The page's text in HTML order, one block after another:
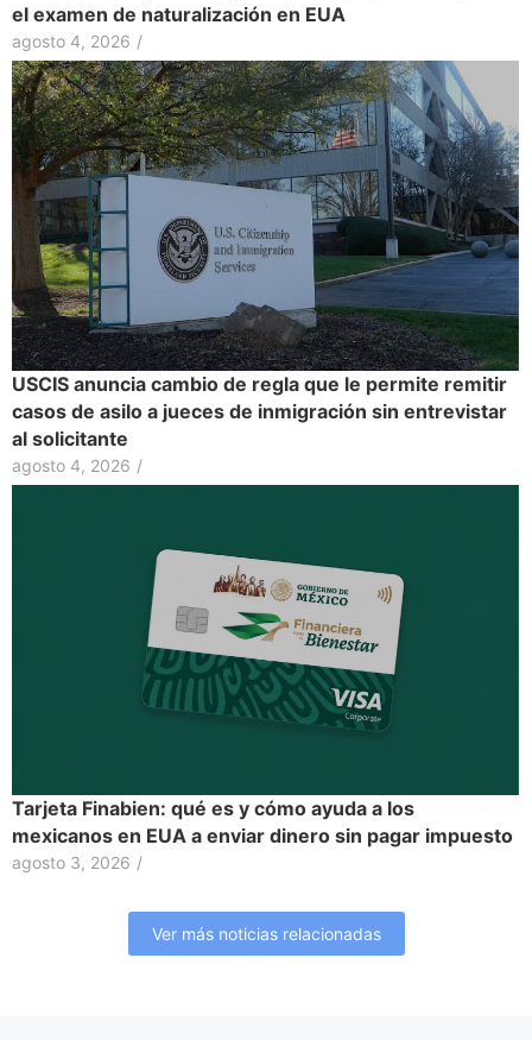
el examen de naturalización en EUA
agosto 4, 2026 /
USCIS anuncia cambio de regla que le permite remitir
casos de asilo a jueces de inmigración sin entrevistar
al solicitante
agosto 4, 2026 /
Tarjeta Finabien: qué es y cómo ayuda a los
mexicanos en EUA a enviar dinero sin pagar impuesto
agosto 3, 2026 /
Ver más noticias relacionadas